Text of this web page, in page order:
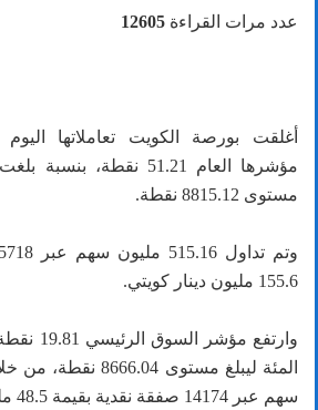
عدد مرات القراءة 12605
أغلقت بورصة الكويت تعاملاتها
مستوى 8815.12 نقطة.
155.6 مليون دينار كويتي.
سهم عبر 14174 صفقة نقدية بقيمة 48.5 مليون دينار.